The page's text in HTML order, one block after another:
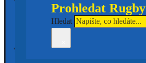
Prohledat
Hledat